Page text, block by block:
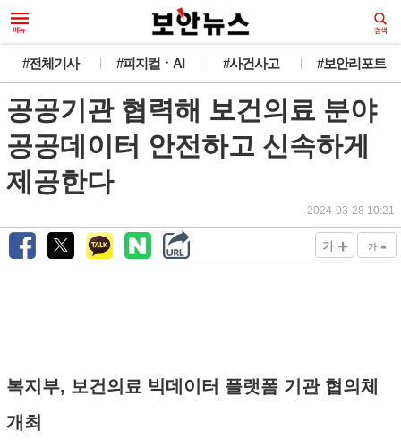
#전체기사 #피지컬ㆍAI #사건사고 #보안리포트
공공기관 협력해 보건의료 분야
공공데이터 안전하고 신속하게
제공한다
2024-03-28 10:21
가 + 가 -
복지부, 보건의료 빅데이터 플랫폼 기관 협의체
개최